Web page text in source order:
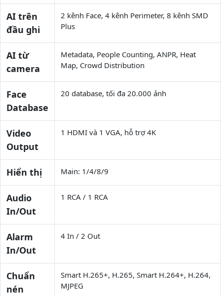
AI trên
đầu ghi
2 kênh Face, 4 kênh Perimeter, 8 kênh SMD
Plus
AI từ
camera
Metadata, People Counting, ANPR, Heat
Map, Crowd Distribution
Face
Database
20 database, tối đa 20.000 ảnh
Video
Output
1 HDMI và 1 VGA, hỗ trợ 4K
Hiển thị Main: 1/4/8/9
Audio
In/Out
1 RCA / 1 RCA
Alarm
In/Out
4 In / 2 Out
Chuẩn
nén
Smart H.265+, H.265, Smart H.264+, H.264,
MJPEG